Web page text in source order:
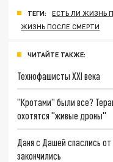
ТЕГИ:
ЕСТЬ ЛИ ЖИЗНЬ
ЖИЗНЬ ПОСЛЕ СМЕРТИ
ЧИТАЙТЕ ТАКЖЕ:
Технофашисты XXI века
"Кротами" были все?
охотятся "живые дроны"
Даня с Дашей спаслись
закончились